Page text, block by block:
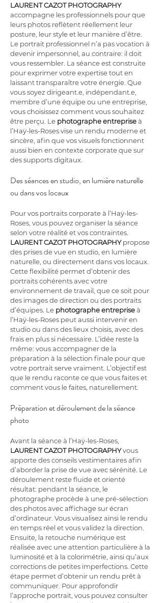
LAURENT CAZOT PHOTOGRAPHY
accompagne les professionnels pour que
leurs photos reflètent réellement leur
posture, leur style et leur manière d’être.
Le portrait professionnel n’a pas vocation à
devenir impersonnel, au contraire: il doit
vous ressembler. La séance est construite
pour exprimer votre expertise tout en
laissant transparaître votre énergie. Que
vous soyez dirigeant.e, indépendant.e,
membre d’une équipe ou une entreprise,
vous choisissez comment vous souhaitez
être perçu. Le photographe entreprise à
l’Haÿ-les-Roses vise un rendu moderne et
sincère, afin que vos visuels fonctionnent
aussi bien en contexte corporate que sur
des supports digitaux.
Des séances en studio, en lumière naturelle
ou dans vos locaux
Pour vos portraits corporate à l’Haÿ-les-
Roses, vous pouvez organiser la séance
selon votre réalité et vos contraintes.
LAURENT CAZOT PHOTOGRAPHY propose
des prises de vue en studio, en lumière
naturelle, ou directement dans vos locaux.
Cette flexibilité permet d’obtenir des
portraits cohérents avec votre
environnement de travail, que ce soit pour
des images de direction ou des portraits
d’équipes. Le photographe entreprise à
l’Haÿ-les-Roses peut aussi intervenir en
studio ou dans des lieux choisis, avec des
frais en plus si nécessaire. L’idée reste la
même: vous accompagner de la
préparation à la sélection finale pour que
votre portrait serve vraiment. L’objectif est
que le rendu raconte ce que vous faites et
comment vous le faites, naturellement.
Préparation et déroulement de la séance
photo
Avant la séance à l’Haÿ-les-Roses,
LAURENT CAZOT PHOTOGRAPHY vous
apporte des conseils vestimentaires afin
d’aborder la prise de vue avec sérénité. Le
déroulement reste fluide et orienté
résultat: pendant la séance, le
photographe procède à une pré-sélection
des photos avec affichage sur écran
d’ordinateur. Vous visualisez ainsi le rendu
en temps réel et vous validez la direction.
Ensuite, la retouche numérique est
réalisée avec une attention particulière à la
luminosité et à la colorimétrie, ainsi qu’aux
corrections de petites imperfections. Cette
étape permet d’obtenir un rendu prêt à
communiquer. Pour approfondir
l’approche portrait, vous pouvez consulter